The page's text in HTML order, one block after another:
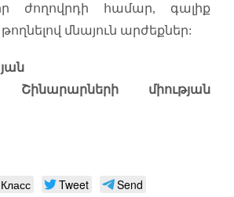
ժողովրդի համար, գալիք
մնայուն արժեքներ:
Շինարարների միության
Класс Tweet Send